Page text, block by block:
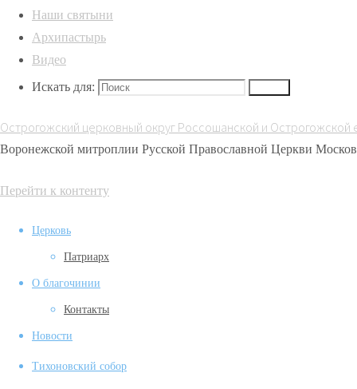
Наши святыни
Архипастырь
Видео
Искать для:
Острогожский церковный округ Россошанской и Острогожской
Воронежской митроплии Русской Православной Церкви
Перейти к контенту
Церковь
Патриарх
О благочинии
Контакты
Новости
Тихоновский собор
епархии
lfg2nk6thvu916tmd3tiy2k9vhhpeavb
епархии